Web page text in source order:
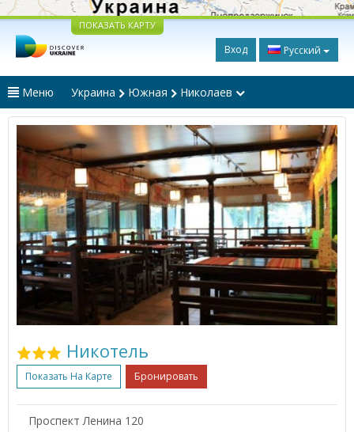
ПОКАЗАТЬ КАРТУ
Вход Русский
Меню Украина Южная Николаев
Никотель
Показать На Карте Бронировать
Проспект Ленина 120